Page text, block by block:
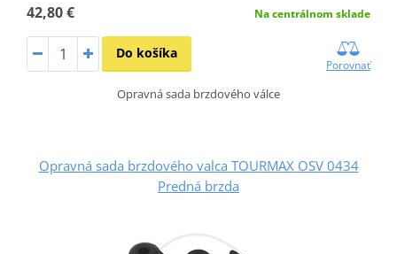
42,80 € Na centrálnom sklade
Do košíka
Porovnať
Opravná sada brzdového válce
Opravná sada brzdového valca TOURMAX OSV 0434
Predná brzda